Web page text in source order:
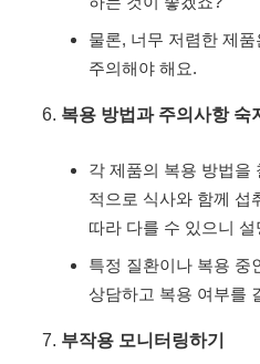
물론, 너무 저렴한 제
주의해야 해요.
복용 방법과 주의사항 숙
각 제품의 복용 방법을
적으로 식사와 함께 섭
따라 다를 수 있으니
특정 질환이나 복용 중
상담하고 복용 여부를
부작용 모니터링하기